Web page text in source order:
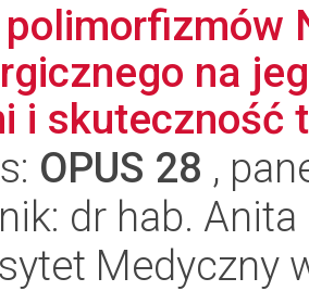
polimorfizmów
na
i skuteczność
OPUS 28 ,
dr hab. Anita
Medyczny